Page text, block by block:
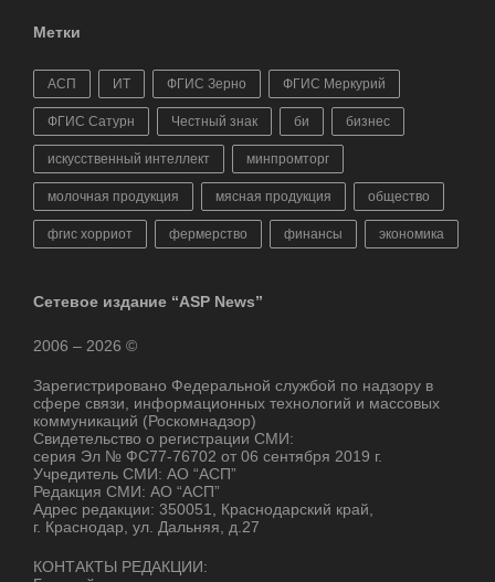
Метки
АСП ИТ ФГИС Зерно ФГИС Меркурий
ФГИС Сатурн Честный знак би бизнес
искусственный интеллект минпромторг
молочная продукция мясная продукция общество
фгис хорриот фермерство финансы экономика
Сетевое издание “ASP News”
2006 – 2026 ©
Зарегистрировано Федеральной службой по надзору в
сфере связи, информационных технологий и массовых
коммуникаций (Роскомнадзор)
Свидетельство о регистрации СМИ:
серия Эл № ФС77-76702 от 06 сентября 2019 г.
Учредитель СМИ: АО “АСП”
Редакция СМИ: АО “АСП”
Адрес редакции: 350051, Краснодарский край,
г. Краснодар, ул. Дальняя, д.27
КОНТАКТЫ РЕДАКЦИИ: